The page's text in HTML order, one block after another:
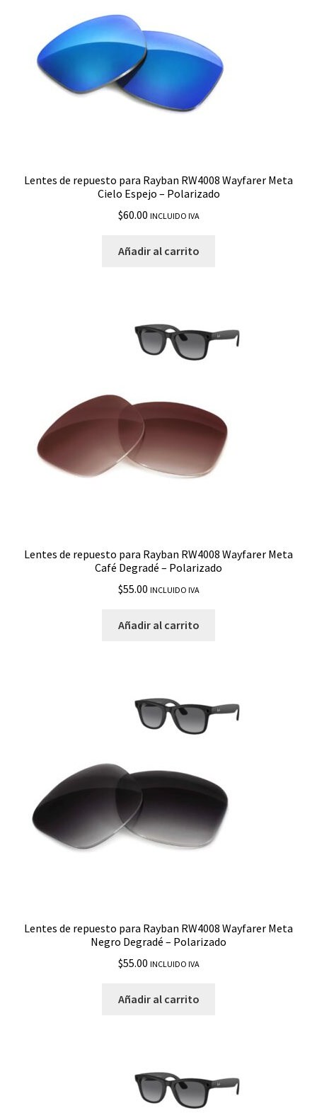
Lentes de repuesto para Rayban RW4008 Wayfarer Meta
Cielo Espejo – Polarizado
$60.00 INCLUIDO IVA
Añadir al carrito
Lentes de repuesto para Rayban RW4008 Wayfarer Meta
Café Degradé – Polarizado
$55.00 INCLUIDO IVA
Añadir al carrito
Lentes de repuesto para Rayban RW4008 Wayfarer Meta
Negro Degradé – Polarizado
$55.00 INCLUIDO IVA
Añadir al carrito